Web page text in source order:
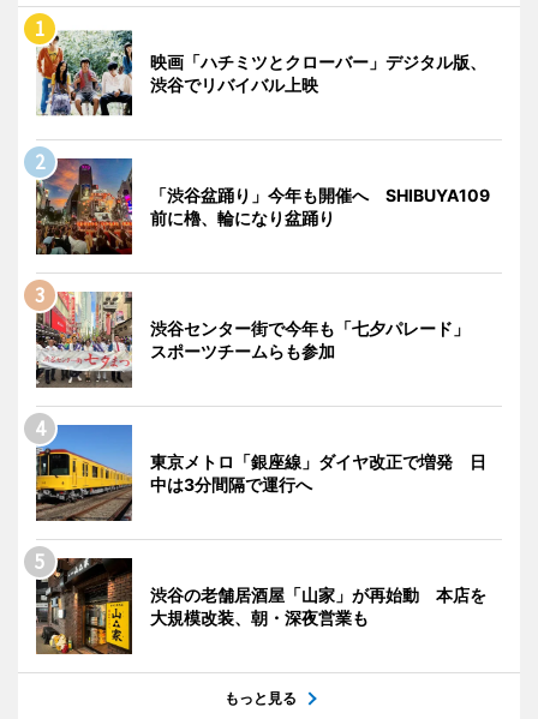
映画「ハチミツとクローバー」デジタル版、
渋谷でリバイバル上映
「渋谷盆踊り」今年も開催へ SHIBUYA109
前に櫓、輪になり盆踊り
渋谷センター街で今年も「七夕パレード」
スポーツチームらも参加
東京メトロ「銀座線」ダイヤ改正で増発 日
中は3分間隔で運行へ
渋谷の老舗居酒屋「山家」が再始動 本店を
大規模改装、朝・深夜営業も
もっと見る